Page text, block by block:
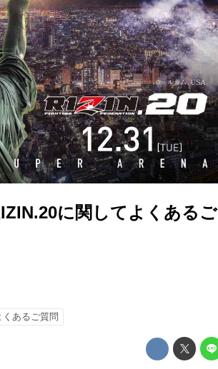
に関してよくあるご
くあるご質問